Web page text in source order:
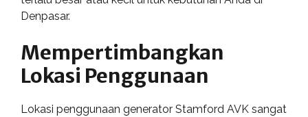
Denpasar.
Mempertimbangkan
Lokasi Penggunaan
Lokasi penggunaan generator Stamford AVK sangat